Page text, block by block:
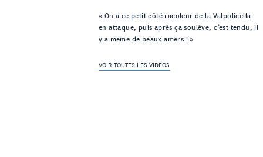
« On a ce petit côté racoleur de la Valpolicella
en attaque, puis après ça soulève, c’est tendu, il
y a même de beaux amers ! »
VOIR TOUTES LES VIDÉOS